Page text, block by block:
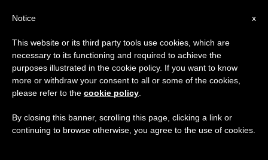
x
Notice
This website or its third party tools use cookies, which are
necessary to its functioning and required to achieve the
purposes illustrated in the cookie policy. If you want to know
more or withdraw your consent to all or some of the cookies,
please refer to the cookie policy
By closing this banner, scrolling this page, clicking a link or
continuing to browse otherwise, you agree to the use of cookies.